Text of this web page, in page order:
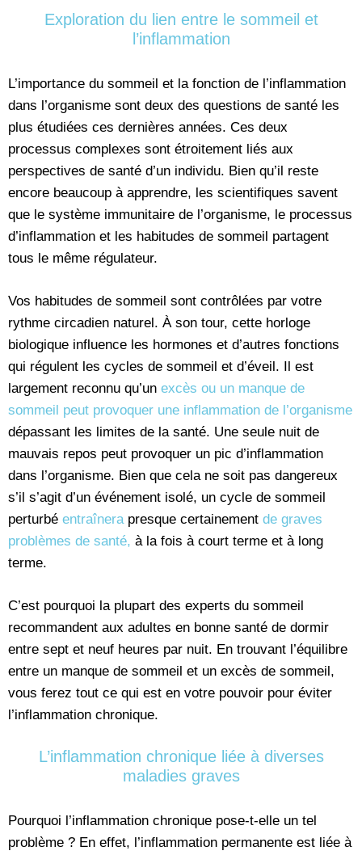
Exploration du lien entre le sommeil et
l’inflammation
L’importance du sommeil et la fonction de l’inflammation
dans l’organisme sont deux des questions de santé les
plus étudiées ces dernières années. Ces deux
processus complexes sont étroitement liés aux
perspectives de santé d’un individu. Bien qu’il reste
encore beaucoup à apprendre, les scientifiques savent
que le système immunitaire de l’organisme, le processus
d’inflammation et les habitudes de sommeil partagent
tous le même régulateur.
Vos habitudes de sommeil sont contrôlées par votre
rythme circadien naturel. À son tour, cette horloge
biologique influence les hormones et d’autres fonctions
qui régulent les cycles de sommeil et d’éveil. Il est
largement reconnu qu’un excès ou un manque de
sommeil peut provoquer une inflammation de l’organisme
dépassant les limites de la santé. Une seule nuit de
mauvais repos peut provoquer un pic d’inflammation
dans l’organisme. Bien que cela ne soit pas dangereux
s’il s’agit d’un événement isolé, un cycle de sommeil
perturbé entraînerapresque certainement de graves
problèmes de santé, à la fois à court terme et à long
terme.
C’est pourquoi la plupart des experts du sommeil
recommandent aux adultes en bonne santé de dormir
entre sept et neuf heures par nuit. En trouvant l’équilibre
entre un manque de sommeil et un excès de sommeil,
vous ferez tout ce qui est en votre pouvoir pour éviter
l’inflammation chronique.
L’inflammation chronique liée à diverses
maladies graves
Pourquoi l’inflammation chronique pose-t-elle un tel
problème ? En effet, l’inflammation permanente est liée à